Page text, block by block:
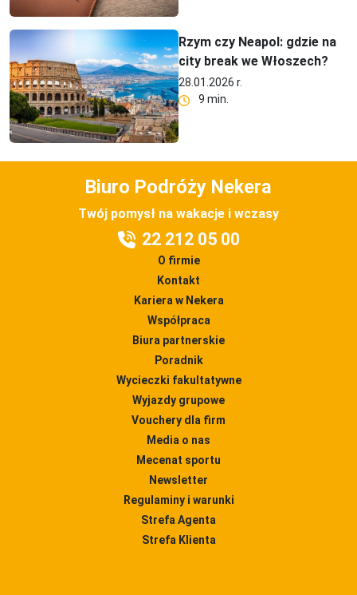
Rzym czy Neapol: gdzie na
city break we Włoszech?
28.01.2026 r.
9 min.
Biuro Podróży Nekera
Twój pomysł na wakacje i wczasy
22 212 05 00
O firmie
Kontakt
Kariera w Nekera
Współpraca
Biura partnerskie
Poradnik
Wycieczki fakultatywne
Wyjazdy grupowe
Vouchery dla firm
Media o nas
Mecenat sportu
Newsletter
Regulaminy i warunki
Strefa Agenta
Strefa Klienta